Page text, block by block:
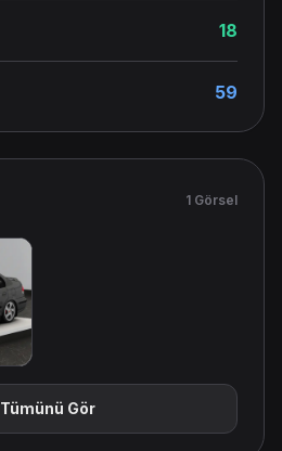
18
59
1 Görsel
Tümünü Gör